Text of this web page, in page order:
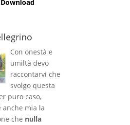
Download
Con onestà e
umiltà devo
raccontarvi che
svolgo questa
puro caso,
anche mia la
che nulla